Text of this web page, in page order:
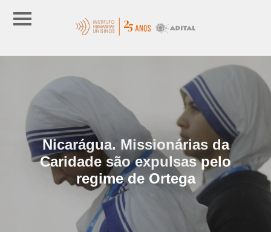
Nicarágua. Missionárias da
Caridade são expulsas pelo
regime de Ortega